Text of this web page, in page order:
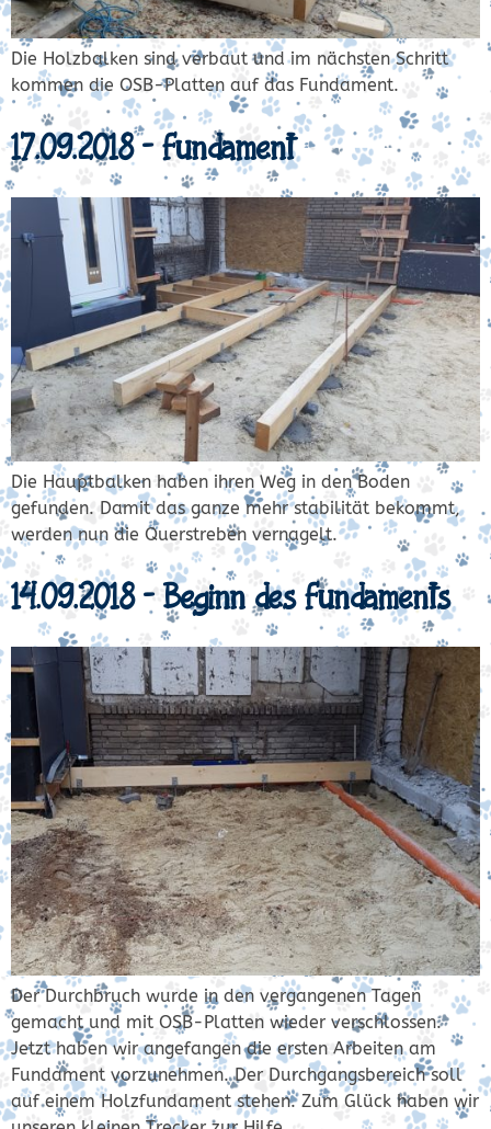
Die Holzbalken sind verbaut und im nächsten Schritt
kommen die OSB-Platten auf das Fundament.
17.09.2018 – Fundament
Die Hauptbalken haben ihren Weg in den Boden
gefunden. Damit das ganze mehr stabilität bekommt,
werden nun die Querstreben vernagelt.
14.09.2018 – Beginn des Fundaments
Der Durchbruch wurde in den vergangenen Tagen
gemacht und mit OSB-Platten wieder verschlossen.
Jetzt haben wir angefangen die ersten Arbeiten am
Fundament vorzunehmen. Der Durchgangsbereich soll
auf einem Holzfundament stehen. Zum Glück haben wir